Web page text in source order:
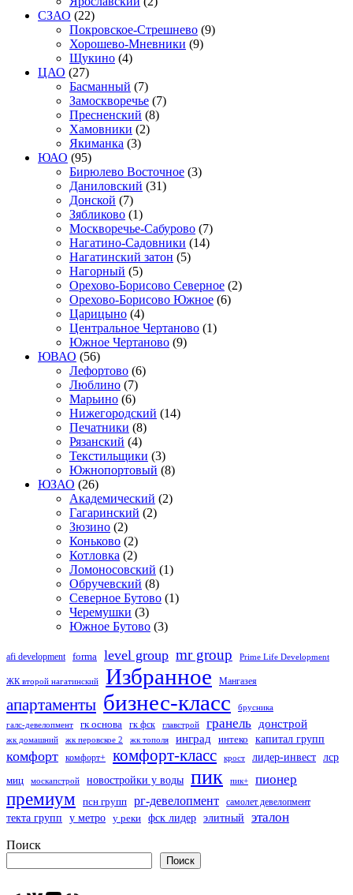
СЗАО (22)
Покровское-Стрешнево (9)
Хорошево-Мневники (9)
Щукино (4)
ЦАО (27)
Басманный (7)
Замоскворечье (7)
Пресненский (8)
Хамовники (2)
Якиманка (3)
ЮАО (95)
Бирюлево Восточное (3)
Даниловский (31)
Донской (7)
Зябликово (1)
Москворечье-Сабурово (7)
Нагатино-Садовники (14)
Нагатинский затон (5)
Нагорный (5)
Орехово-Борисово Северное (2)
Орехово-Борисово Южное (6)
Царицыно (4)
Центральное Чертаново (1)
Южное Чертаново (9)
ЮВАО (56)
Лефортово (6)
Люблино (7)
Марьино (6)
Нижегородский (14)
Печатники (8)
Рязанский (4)
Текстильщики (3)
Южнопортовый (8)
ЮЗАО (26)
Академический (2)
Гагаринский (2)
Зюзино (2)
Коньково (2)
Котловка (2)
Ломоносовский (1)
Обручевский (8)
Северное Бутово (1)
Черемушки (3)
Южное Бутово (3)
afi development forma level group mr group Prime Life Development
ЖК второй нагатинский Избранное Мангазея
апартаменты бизнес-класс
брусника
галс-девелопмент
гк основа гк фск главстрой гранель донстрой
жк домашний жк перовское 2 жк тополя инград интеко капитал групп
комфорт комфорт+ комфорт-класс крост лидер-инвест лср
миц москапстрой новостройки у воды пик пик+ пионер
премиум псн групп рг-девелопмент самолет девелопмент
текта групп у метро у реки фск лидер элитный эталон
Поиск
Поиск